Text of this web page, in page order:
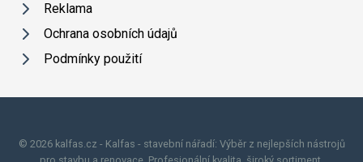
Reklama
Ochrana osobních údajů
Podmínky použití
© 2026 kalfas.cz - Kalfas - stavební nářadí: Výběr z nejlepších nástrojů